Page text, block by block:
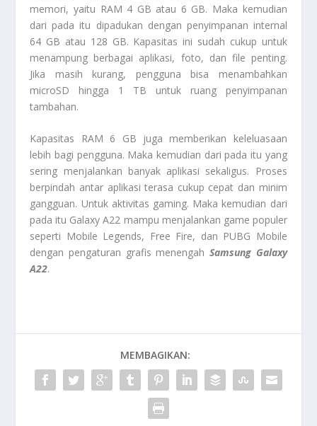
memori, yaitu RAM 4 GB atau 6 GB. Maka kemudian
dari pada itu dipadukan dengan penyimpanan internal
64 GB atau 128 GB. Kapasitas ini sudah cukup untuk
menampung berbagai aplikasi, foto, dan file penting.
Jika masih kurang, pengguna bisa menambahkan
microSD hingga 1 TB untuk ruang penyimpanan
tambahan.
Kapasitas RAM 6 GB juga memberikan keleluasaan
lebih bagi pengguna. Maka kemudian dari pada itu yang
sering menjalankan banyak aplikasi sekaligus. Proses
berpindah antar aplikasi terasa cukup cepat dan minim
gangguan. Untuk aktivitas gaming. Maka kemudian dari
pada itu Galaxy A22 mampu menjalankan game populer
seperti Mobile Legends, Free Fire, dan PUBG Mobile
dengan pengaturan grafis menengah Samsung Galaxy
A22.
MEMBAGIKAN: